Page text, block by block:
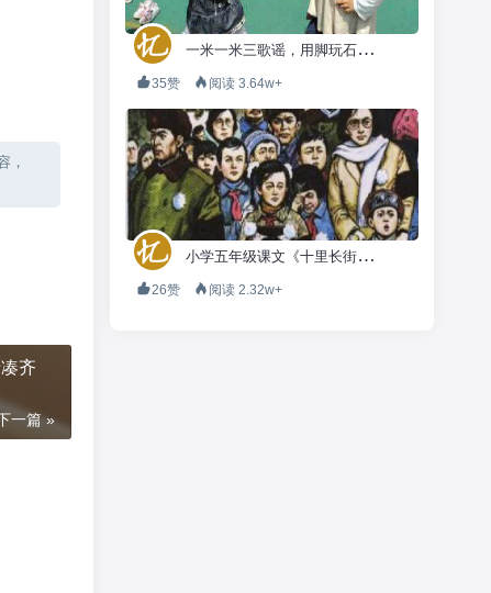
，
齐
下一篇 »
一
米一米三歌谣，用脚玩石头剪刀布
35赞 阅读 3.64w+
小
学五年级课文《十里长街送总理》
26赞 阅读 2.32w+